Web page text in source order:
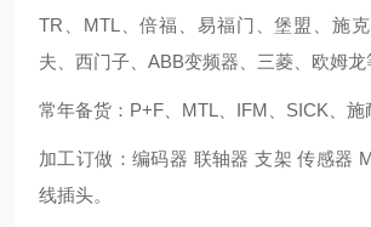
TR、MTL、倍福、易福门、堡盟、施
夫、西门子、ABB变频器、三菱、欧姆龙
常年备货：P+F、MTL、IFM、SICK、施
加工订做：编码器 联轴器 支架 传感器
线插头。